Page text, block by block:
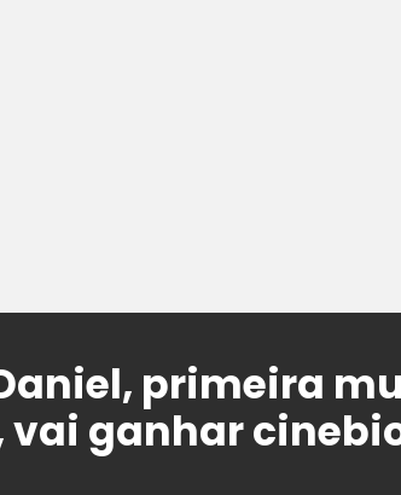
primeira
vai ganhar